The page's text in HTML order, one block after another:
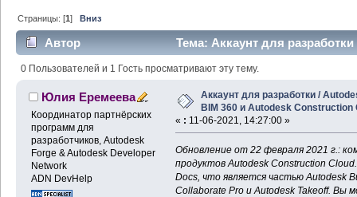
Страницы: [1]Вниз
Автор
Тема: Аккаунт для
Construction Cloud (Прочитано 29803 раз)
0 Пользователей и 1 Гость просматривают эту тему.
Юлия Еремеева
Координатор партнёрских
программ для
разработчиков, Autodesk
Forge & Autodesk Developer
Network
ADN DevHelp
Аккаунт для разработки /
BIM 360 и Autodesk Construction
« : 11-06-2021, 14:27:00 »
Обновление от 22 февраля 2021 г.:
продуктов Autodesk Construction
Docs, что является частью Autodesk
Collaborate Pro и Autodesk Takeoff. Вы